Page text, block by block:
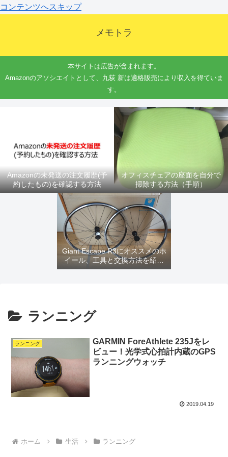
コンテンツへスキップ
メモトラ
本サイトは広告が含まれます。
Amazonのアソシエイトとして、九荻 新は適格販売により収入を得ていま
す。
Amazonの未発送の注文履歴(予
約したもの)を確認する方法
オフィスチェアの座面を自分で
掃除する方法（手順）
Giant Escape R3にオススメのホ
イール、工具と交換方法を紹介
するよ
ランニング
ランニング
GARMIN ForeAthlete 235Jをレ
ビュー！光学式心拍計内蔵のGPS
ランニングウォッチ
2019.04.19
ホーム 生活 ランニング